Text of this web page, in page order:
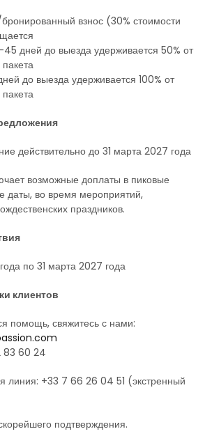
взнос (30% стоимости
дней до выезда удерживается 50% от
до выезда удерживается 100% от
действительно до 31 марта 2027 года
возможные доплаты в пиковые
даты, во время мероприятий,
праздников.
по 31 марта 2027 года
клиентов
помощь, свяжитесь с нами:
83 60 24
линия: +33 7 66 26 04 51 (экстренный
подтверждения.